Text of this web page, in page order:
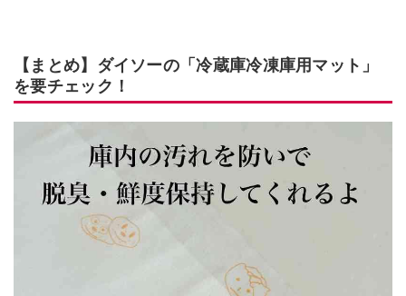
【まとめ】ダイソーの「冷蔵庫冷凍庫用マット」
を要チェック！